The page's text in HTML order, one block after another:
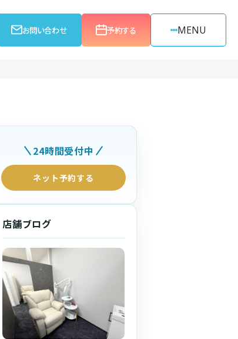
お問い合わせ 予約する MENU
24時間受付中
ネット予約する
店舗ブログ